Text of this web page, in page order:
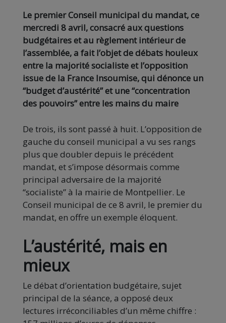
Le premier Conseil municipal du mandat, ce
mercredi 8 avril, consacré aux questions
budgétaires et au règlement intérieur de
l’assemblée, a fait l’objet de débats houleux
entre la majorité socialiste et l’opposition
issue de la France Insoumise, qui dénonce un
“budget d’austérité” et une “concentration
des pouvoirs” entre les mains du maire
De trois, ils sont passé à huit. L’opposition de
gauche du conseil municipal a vu ses rangs
plus que doubler depuis le précédent
mandat, et s’impose désormais comme
principal adversaire de la majorité
“socialiste” à la mairie de Montpellier. Le
Conseil municipal de ce 8 avril, le premier du
mandat, en offre un exemple éloquent.
L’austérité, mais en
mieux
Le débat d’orientation budgétaire, sujet
principal de la séance, a opposé deux
lectures irréconciliables d’un même chiffre :